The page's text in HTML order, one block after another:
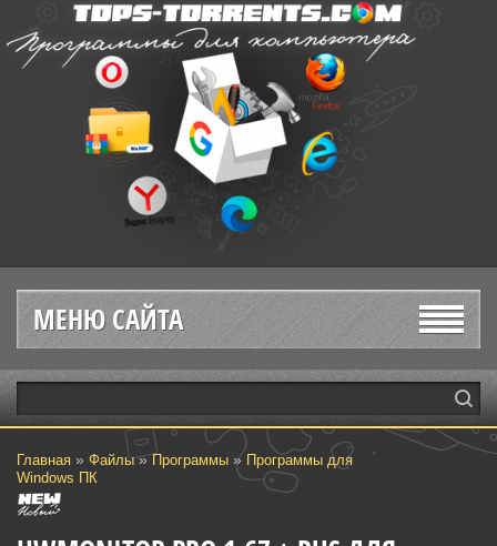
МЕНЮ САЙТА
Главная » Файлы»Программы » Программы для
Windows ПК